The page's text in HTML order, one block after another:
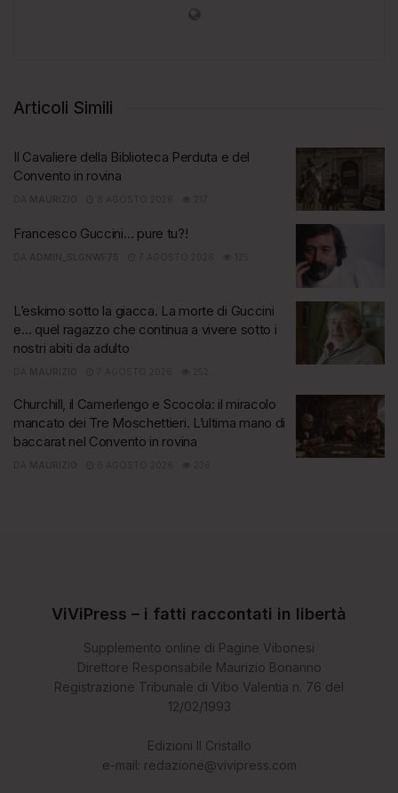
Articoli Simili
Il Cavaliere della Biblioteca Perduta e del
Convento in rovina
Francesco Guccini… pure tu?!
L’eskimo sotto la giacca. La morte di Guccini
e… quel ragazzo che continua a vivere sotto i
nostri abiti da adulto
Churchill, il Camerlengo e Scocola: il miracolo
mancato dei Tre Moschettieri. L’ultima mano di
baccarat nel Convento in rovina
ViViPress – i fatti raccontati in libertà
Supplemento online di Pagine Vibonesi
Direttore Responsabile Maurizio Bonanno
Registrazione Tribunale di Vibo Valentia n. 76 del
12/02/1993
Edizioni Il Cristallo
e-mail: redazione@vivipress.com